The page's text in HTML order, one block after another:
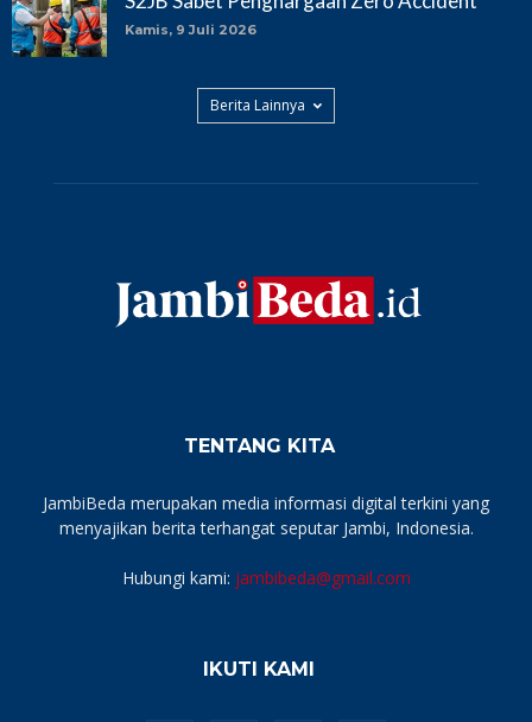
Kamis, 9 Juli 2026
Berita Lainnya
TENTANG KITA
JambiBeda merupakan media informasi digital terkini yang
menyajikan berita terhangat seputar Jambi, Indonesia.
Hubungi kami: jambibeda@gmail.com
IKUTI KAMI